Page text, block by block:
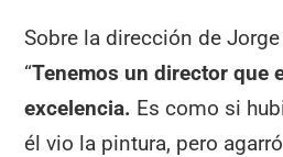
Sobre la dirección de
“Tenemos un director que
excelencia. Es como si
él vio la pintura, pero